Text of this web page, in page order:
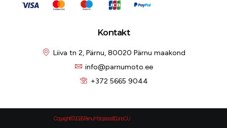
Kontakt
Liiva tn 2, Pärnu, 80020 Pärnu maakond
info@parnumoto.ee
+372 5665 9044
Copyright © 2026 Pärnu Motopoood IDLine OÜ